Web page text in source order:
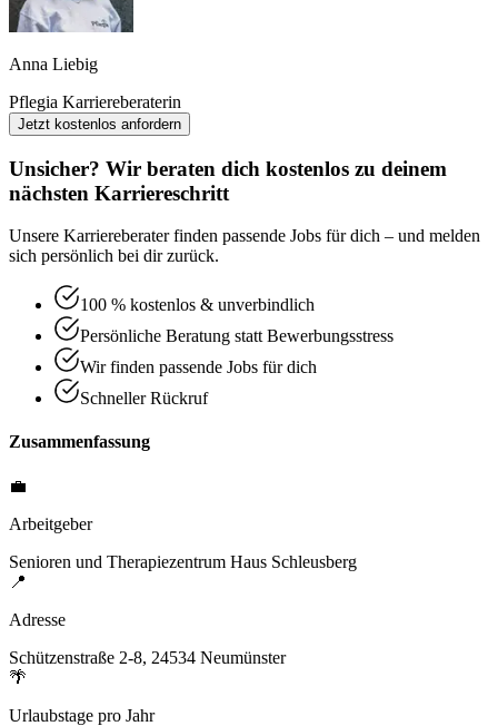
Anna Liebig
Pflegia Karriereberaterin
Jetzt kostenlos anfordern
Unsicher? Wir beraten dich kostenlos zu deinem
nächsten Karriereschritt
Unsere Karriereberater finden passende Jobs für dich – und melden
sich persönlich bei dir zurück.
100 % kostenlos & unverbindlich
Persönliche Beratung statt Bewerbungsstress
Wir finden passende Jobs für dich
Schneller Rückruf
Zusammenfassung
💼
Arbeitgeber
Senioren und Therapiezentrum Haus Schleusberg
📍
Adresse
Schützenstraße 2-8, 24534 Neumünster
🌴
Urlaubstage pro Jahr